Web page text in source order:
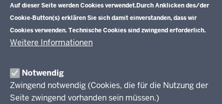
Auf dieser Seite werden Cookies verwendet.Durch Anklicken des/der
Cookie-Button(s) erklären Sie sich damit einverstanden, dass wir
Cookies verwenden. Technische Cookies sind zwingend erforderlich.
Weitere Informationen
Notwendig
Zwingend notwendig (Cookies, die für die Nutzung der
Seite zwingend vorhanden sein müssen.)
Veröffentlichungen
Leitbild
Stellenangebote
Über uns
Schulentwicklung NRW
Schulentwicklung
Unterricht
Professionalisierung
Standardsicherung NRW
Berufsbildung NRW